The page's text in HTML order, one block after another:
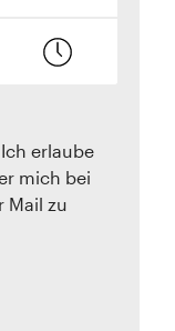
erlaube
mich bei
Mail zu